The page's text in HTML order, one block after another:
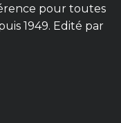
pour toutes
1949. Edité par